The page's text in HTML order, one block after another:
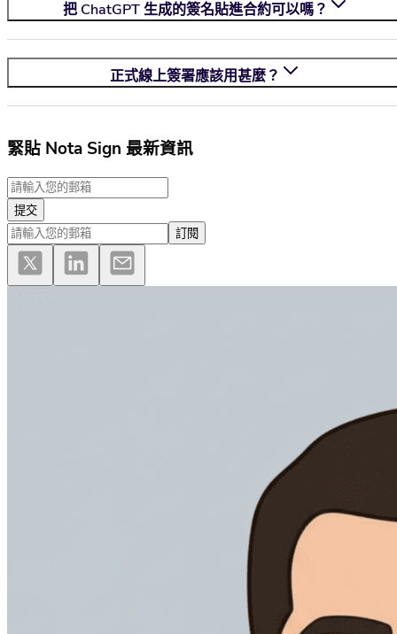
把 ChatGPT 生成的簽名貼進合約可以嗎？
正式線上簽署應該用甚麼？
緊貼 Nota Sign 最新資訊
提交
訂閱